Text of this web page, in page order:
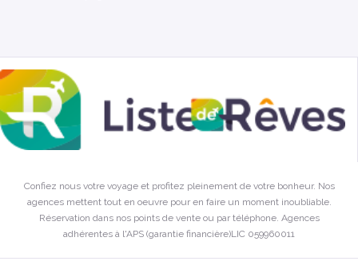
Confiez nous votre voyage et profitez pleinement de votre bonheur. Nos
agences mettent tout en oeuvre pour en faire un moment inoubliable.
Réservation dans nos points de vente ou par téléphone. Agences
adhérentes à l'APS (garantie financière)LIC 059960011